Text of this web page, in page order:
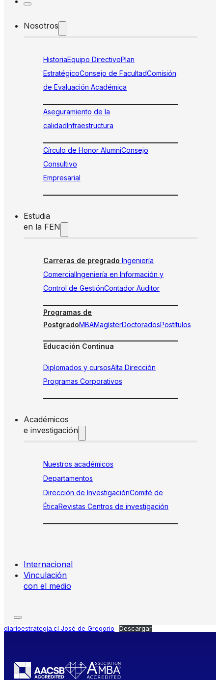
Nosotros
HistoriaEquipo DirectivoPlan
EstratégicoConsejo de FacultadComisión
de Evaluación Académica
Aseguramiento de la
calidadInfraestructura
Círculo de Honor AlumniConsejo
Consultivo
Empresarial
Estudia
en la FEN
Carreras de pregrado Ingeniería
ComercialIngeniería en Información y
Control de GestiónContador Auditor
Programas de
PostgradoMBAMagísterDoctoradosPostítulos
Educación Continua
Diplomados y cursosAlta Dirección
Programas Corporativos
Académicos
e investigación
Nuestros académicos
Departamentos
Dirección de InvestigaciónComité de
ÉticaRevistas Centros de investigación
Internacional
Vinculación
con el medio
diarioestrategia.cl José de Gregorio Descargar